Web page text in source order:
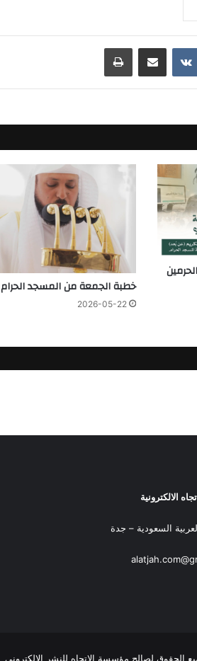
مشاركة عبر البريد طباعة
خطبة الجمعة من المسجد الحرام
2026-05-22
الالكترونية
السعودية – جدة
الحقوق لصالح مؤسسة الاتجاه للنشر الإلكتروني